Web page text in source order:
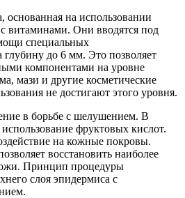
основанная на использовании
витаминами. Они вводятся под
специальных
глубину до 6 мм. Это позволяет
компонентами на уровне
мази и другие косметические
не достигают этого уровня.
в борьбе с шелушением. В
фруктовых кислот.
на кожные покровы.
восстановить наиболее
Принцип процедуры
слоя эпидермиса с